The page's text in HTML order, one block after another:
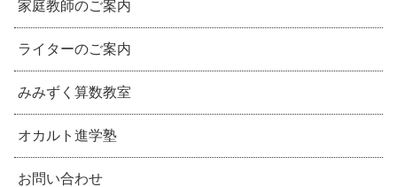
家庭教師のご案内
ライターのご案内
みみずく算数教室
オカルト進学塾
お問い合わせ